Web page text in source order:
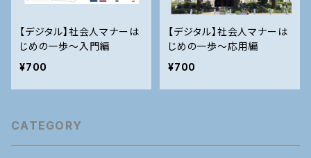
【デジタル】社会人マナーは
じめの一歩～入門編
¥700
【デジタル】社会人マナーは
じめの一歩～応用編
¥700
CATEGORY